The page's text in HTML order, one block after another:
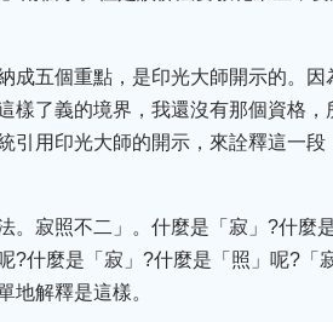
五個重點，是印光大師開示的。
了義的境界，我還沒有那個資格，
用印光大師的開示，來詮釋這一段
寂照不二」。什麼是「寂」?什麼
什麼是「寂」?什麼是「照」呢?「
地解釋是這樣。